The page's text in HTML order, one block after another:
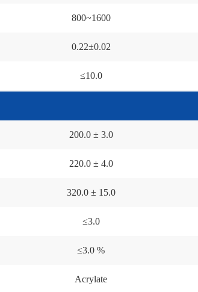
800~1600
0.22±0.02
≤10.0
200.0 ± 3.0
220.0 ± 4.0
320.0 ± 15.0
≤3.0
≤3.0 %
Acrylate